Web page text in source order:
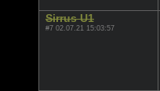
Sirrus U1
#7 02.07.21 15:03:57